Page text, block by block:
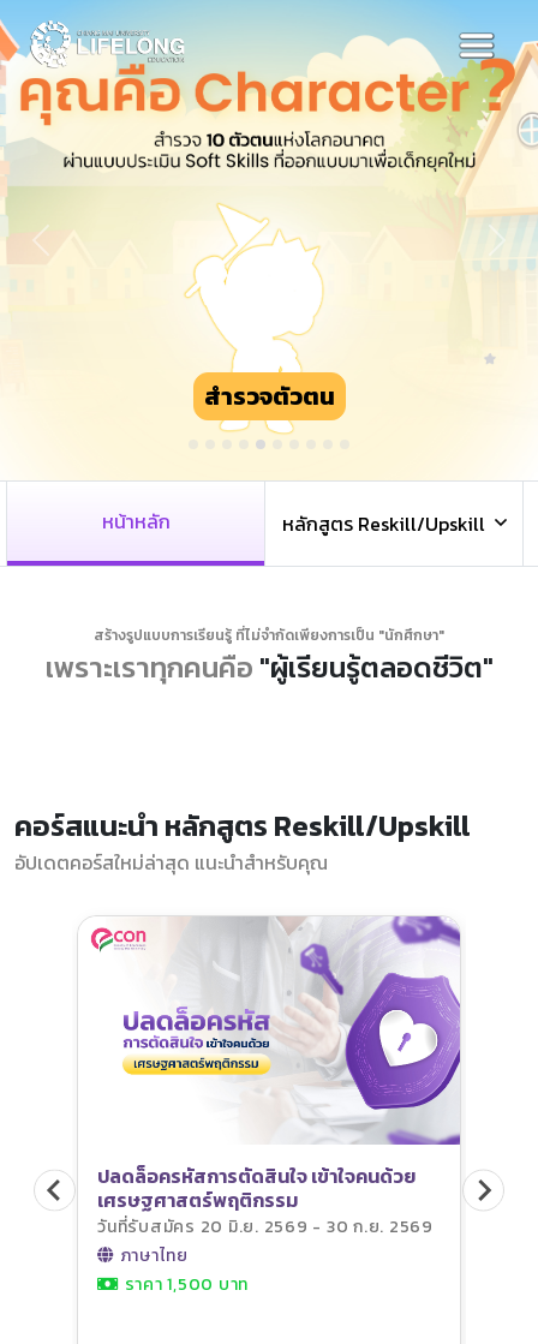
สำรวจตัวตน
Previous Next
หน้าหลัก หลักสูตร Reskill/Upskill
สร้างรูปแบบการเรียนรู้ ที่ไม่จำกัดเพียงการเป็น "นักศึกษา"
เพราะเราทุกคนคือ "ผู้เรียนรู้ตลอดชีวิต"
คอร์สแนะนำ หลักสูตร Reskill/Upskill
อัปเดตคอร์สใหม่ล่าสุด แนะนำสำหรับคุณ
ปลดล็อครหัสการตัดสินใจ เข้าใจคนด้วย
เศรษฐศาสตร์พฤติกรรม
วันที่รับสมัคร 20 มิ.ย. 2569 - 30 ก.ย. 2569
ภาษาไทย
ราคา 1,500 บาท